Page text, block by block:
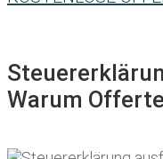
Warum